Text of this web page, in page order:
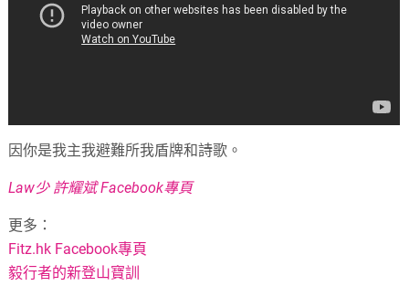
因你是我主我避難所我盾牌和詩歌。
Law少 許耀斌 Facebook專頁
更多：
Fitz.hk Facebook專頁
毅行者的新登山寶訓